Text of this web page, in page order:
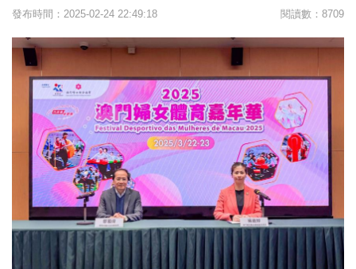
發布時間：2025-02-24 22:49:18 閱讀數：8709